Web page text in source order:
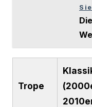
Trope